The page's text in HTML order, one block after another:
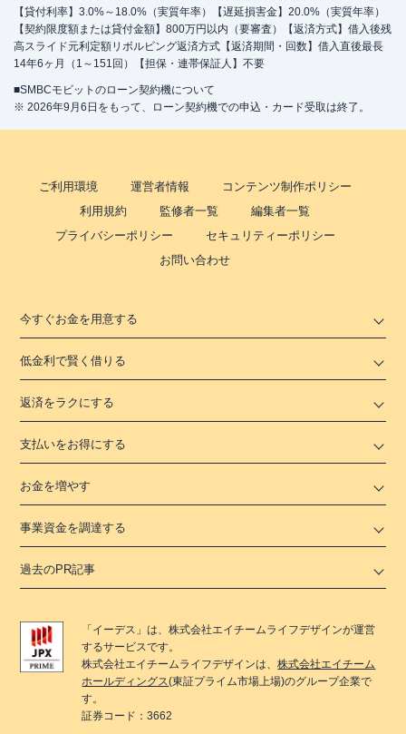
【貸付利率】3.0%～18.0%（実質年率）【遅延損害金】20.0%（実質年率）
【契約限度額または貸付金額】800万円以内（要審査）【返済方式】借入後残
高スライド元利定額リボルビング返済方式【返済期間・回数】借入直後最長
14年6ヶ月（1～151回）【担保・連帯保証人】不要
■SMBCモビットのローン契約機について
※ 2026年9月6日をもって、ローン契約機での申込・カード受取は終了。
ご利用環境 運営者情報
コンテンツ制作ポリシー
利用規約
監修者一覧
編集者一覧
プライバシーポリシー
セキュリティーポリシー
お問い合わせ
今すぐお金を用意する
低金利で賢く借りる
返済をラクにする
支払いをお得にする
お金を増やす
事業資金を調達する
過去のPR記事
「 イーデス 」は、株式会社エイチームライフデザインが運営
するサービスです。
株式会社エイチームライフデザインは、株式会社エイチーム
ホールディングス(東証プライム市場上場)のグループ企業で
す。
証券コード：3662